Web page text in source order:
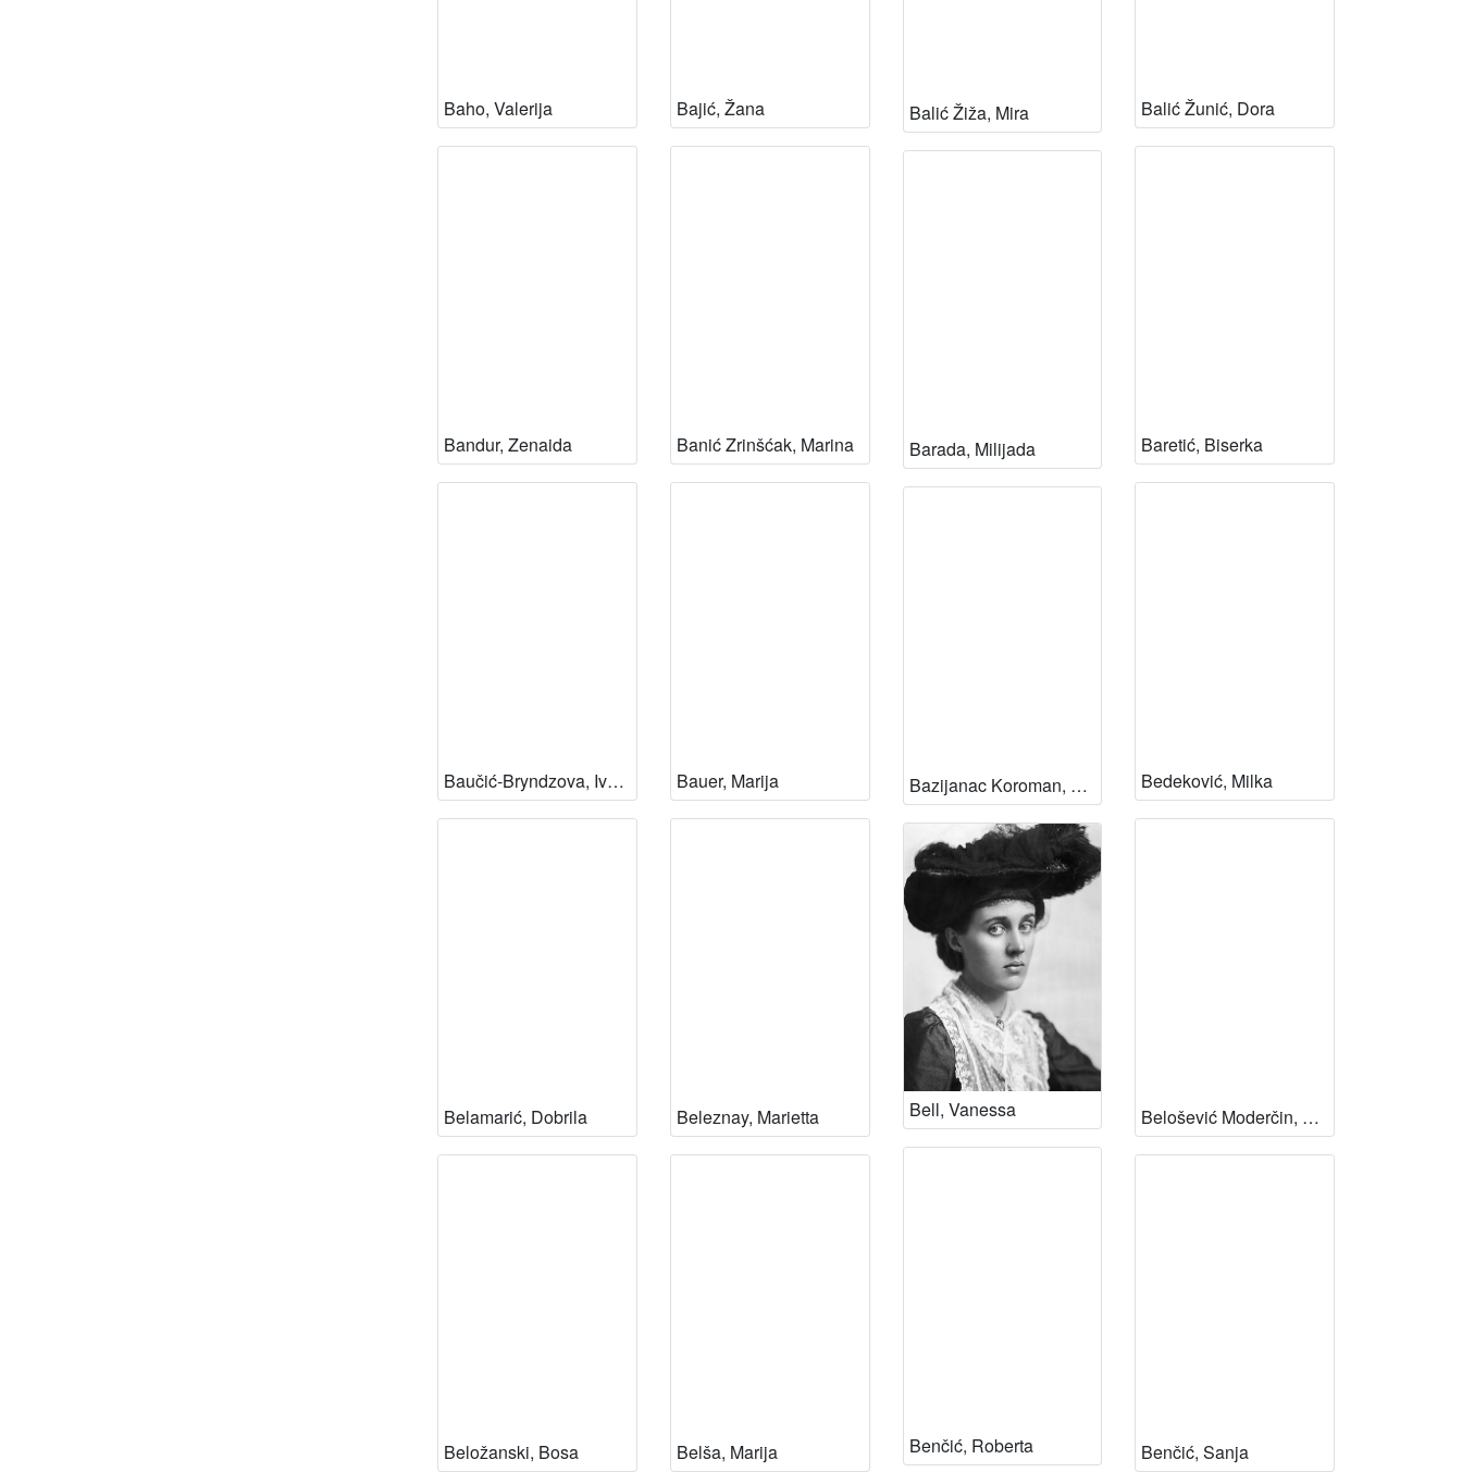
Baho, Valerija Bajić, Žana Balić Žiža, Mira Balić Žunić, Dora
Bandur, Zenaida Banić Zrinšćak, Marina Barada, Milijada Baretić, Biserka
Baučić-Bryndzova, Ivana Bauer, Marija Bazijanac Koroman, Nada Bedeković, Milka
Belamarić, Dobrila Beleznay, Marietta Bell, Vanessa Belošević Moderčin, Marijana
Beložanski, Bosa Belša, Marija Benčić, Roberta Benčić, Sanja